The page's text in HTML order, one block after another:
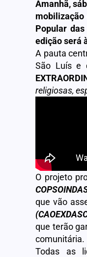
Amanhã,
Popular
edição será
A pauta
São Luís e
religiosas,
O projeto
que vão
que terão
comunitária.
Todas as